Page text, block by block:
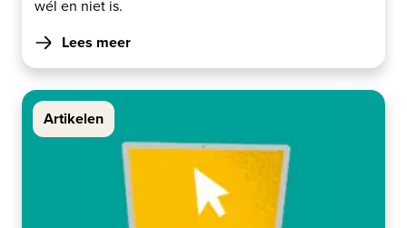
wél en niet is.
Lees meer
Artikelen